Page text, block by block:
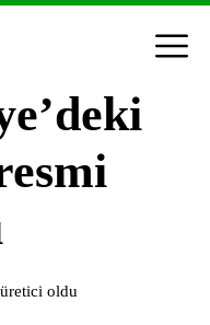
oldu